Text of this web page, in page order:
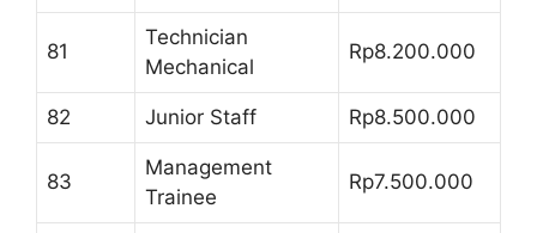
81
Technician
Mechanical
Rp8.200.000
82 Junior Staff Rp8.500.000
83
Management
Trainee
Rp7.500.000